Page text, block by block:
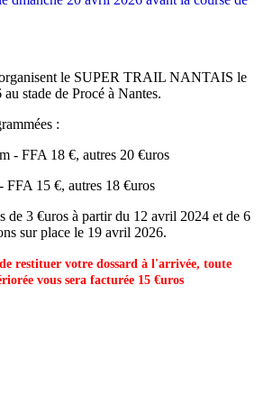
organisent le SUPER TRAIL NANTAIS le
stade de Procé à Nantes.
:
- FFA 18 €, autres 20 €uros
15 €, autres 18 €uros
de 3 €uros à partir du 12 avril 2024 et de 6
sur place le 19 avril 2026.
restituer votre dossard à l'arrivée, toute
vous sera facturée 15 €uros